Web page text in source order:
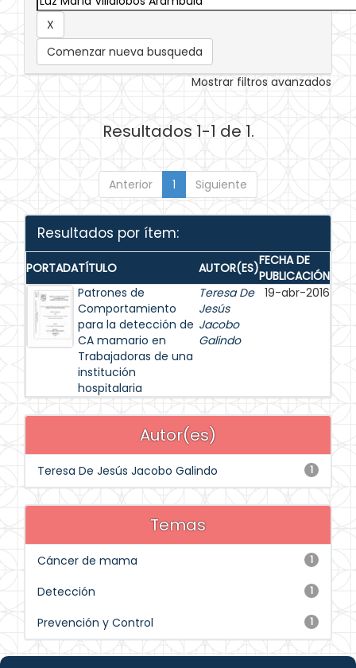
Comenzar nueva busqueda
Mostrar filtros avanzados
Resultados 1-1 de 1.
Anterior 1 Siguiente
Resultados por ítem:
PORTADATÍTULO AUTOR(ES)FECHA DE
PUBLICACIÓN
Patrones de
Comportamiento
para la detección de
CA mamario en
Trabajadoras de una
institución
hospitalaria
Teresa De
Jesús
Jacobo
Galindo
19-abr-2016
Autor(es)
1
Teresa De Jesús Jacobo Galindo
Temas
1
Cáncer de mama
1
Detección
1
Prevención y Control